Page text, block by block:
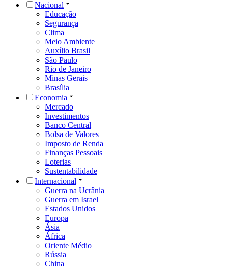
Nacional
Educação
Segurança
Clima
Meio Ambiente
Auxílio Brasil
São Paulo
Rio de Janeiro
Minas Gerais
Brasília
Economia
Mercado
Investimentos
Banco Central
Bolsa de Valores
Imposto de Renda
Finanças Pessoais
Loterias
Sustentabilidade
Internacional
Guerra na Ucrânia
Guerra em Israel
Estados Unidos
Europa
Ásia
África
Oriente Médio
Rússia
China